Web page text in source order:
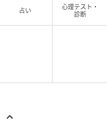
占い
心理テスト・
診断